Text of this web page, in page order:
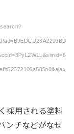
採用される塗料
ンチなどがなぜ